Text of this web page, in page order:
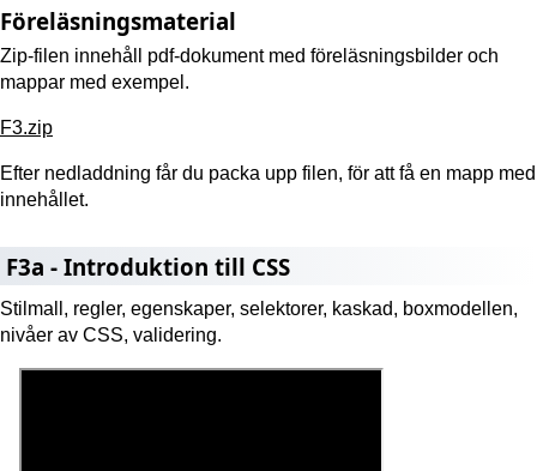
Föreläsningsmaterial
Zip-filen innehåll pdf-dokument med föreläsningsbilder och
mappar med exempel.
F3.zip
Efter nedladdning får du packa upp filen, för att få en mapp med
innehållet.
F3a - Introduktion till CSS
Stilmall, regler, egenskaper, selektorer, kaskad, boxmodellen,
nivåer av CSS, validering.